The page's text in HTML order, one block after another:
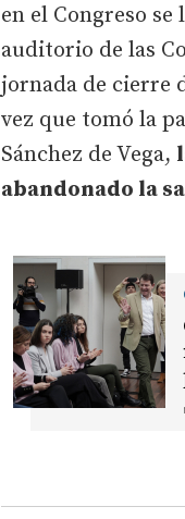
en el Congreso
auditorio de las
jornada de cierre
vez que tomó la
Sánchez de Vega,
abandonado la